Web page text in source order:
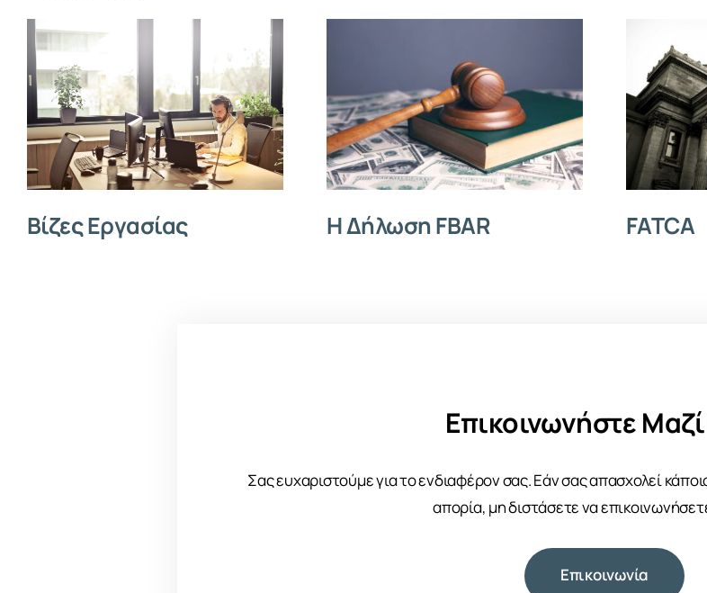
Βίζες Εργασίας Η Δήλωση FBAR FATCA
Επικοινωνήστε
Σας ευχαριστούμε για το ενδιαφέρον σας. Εάν σας απασχολεί
απορία, μη διστάσετε να
Επικοινωνία